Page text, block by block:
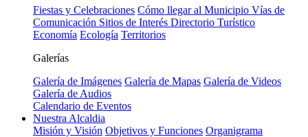
Fiestas y Celebraciones Cómo llegar al Municipio Vías de
Comunicación Sitios de Interés Directorio Turístico
Economía Ecología Territorios
Galerías
Galería de Imágenes Galería de Mapas Galería de Videos
Galería de Audios
Calendario de Eventos
Nuestra Alcaldia
Misión y Visión Objetivos y Funciones Organigrama